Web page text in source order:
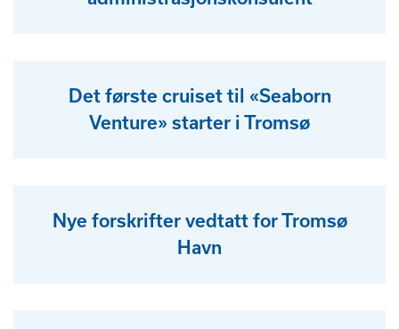
Det første cruiset til «Seaborn
Venture» starter i Tromsø
Nye forskrifter vedtatt for Tromsø
Havn